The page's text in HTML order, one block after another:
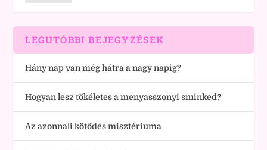
LEGUTÓBBI BEJEGYZÉSEK
Hány nap van még hátra a nagy napig?
Hogyan lesz tökéletes a menyasszonyi sminked?
Az azonnali kötődés misztériuma